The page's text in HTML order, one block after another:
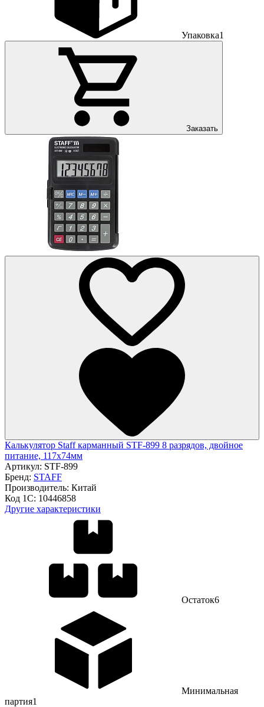
Упаковка1
Заказать
Калькулятор Staff карманный STF-899 8 разрядов, двойное
питание, 117х74мм
Артикул: STF-899
Бренд: STAFF
Производитель: Китай
Код 1С: 10446858
Другие характеристики
Остаток6
Минимальная
партия1